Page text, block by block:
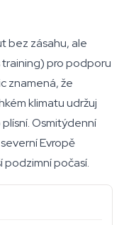
bez zásahu, ale
pro podporu
znamená, že
klimatu udržuj
Osmitýdenní
Evropě
podzimní počasí.